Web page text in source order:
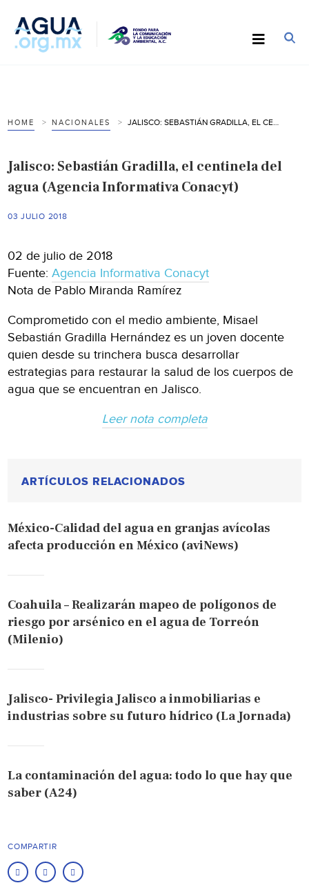
HOME NACIONALES
Jalisco: Sebastián Gradilla, el centinela del
agua (Agencia Informativa Conacyt)
03 JULIO 2018
02 de julio de 2018
Fuente:Agencia Informativa Conacyt
Nota de Pablo Miranda Ramírez
Comprometido con el medio ambiente, Misael
Sebastián Gradilla Hernández es un joven docente
quien desde su trinchera busca desarrollar
estrategias para restaurar la salud de los cuerpos de
agua que se encuentran en Jalisco.
Leer nota completa
ARTÍCULOS RELACIONADOS
México-Calidad del agua en granjas avícolas
afecta producción en México (aviNews)
Coahuila – Realizarán mapeo de polígonos de
riesgo por arsénico en el agua de Torreón
(Milenio)
Jalisco- Privilegia Jalisco a inmobiliarias e
industrias sobre su futuro hídrico (La Jornada)
La contaminación del agua: todo lo que hay que
saber (A24)
COMPARTIR